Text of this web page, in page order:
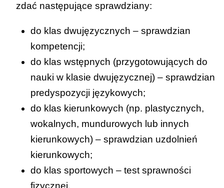
zasięgu wojewódzkim organizowanym
przez kuratora oświaty:
a. dwa lub więcej tytułów finalisty konkursu
przedmiotowego – 10 punktów;
b. dwa lub więcej tytułów laureata konkursu
tematycznego lub interdyscyplinarnego – 7
punktów;
c. dwa lub więcej tytułów finalisty konkursu
tematycznego lub interdyscyplinarnego – 5
punktów;
zdać następujące sprawdziany:
do klas dwujęzycznych – sprawdzian
kompetencji;
do klas wstępnych (przygotowujących do
nauki w klasie dwujęzycznej) – sprawdzian
predyspozycji językowych;
do klas kierunkowych (np. plastycznych,
wokalnych, mundurowych lub innych
kierunkowych) – sprawdzian uzdolnień
kierunkowych;
do klas sportowych – test sprawności